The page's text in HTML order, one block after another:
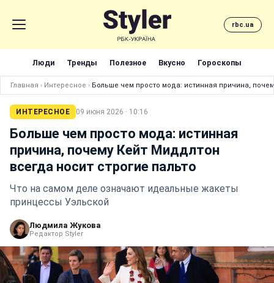
rbc.ua
Люди Тренды Полезное Вкусно Гороскопы
Главная › Интересное › Больше чем просто мода: истинная причина,
ИНТЕРЕСНОЕ 09 июня 2026 · 10:16
Больше чем просто мода: истинная
причина, почему Кейт Миддлтон
всегда носит строгие пальто
Что на самом деле означают идеальные жакеты
принцессы Уэльской
Людмила Жукова
Редактор Styler